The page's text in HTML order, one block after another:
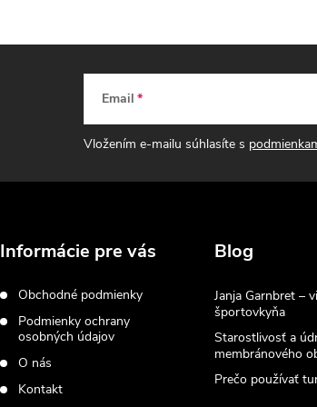
Email
Vložením e-mailu súhlasíte s
Informácie pre vás
Obchodné podmienky
Podmienky ochrany
osobných údajov
O nás
Kontakt
Blog
Janja Garnbret –
športovkyňa
Starostlivosť a
membránového
Prečo používať